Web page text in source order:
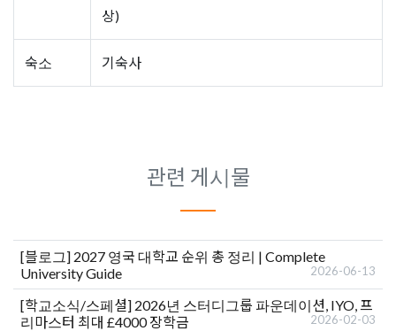
상)
숙소 기숙사
관련 게시물
[블로그] 2027 영국 대학교 순위 총 정리 | Complete
University Guide
2026-06-13
[학교소식/스페셜] 2026년 스터디그룹 파운데이션, IYO, 프
리마스터 최대 £4000 장학금
2026-02-03